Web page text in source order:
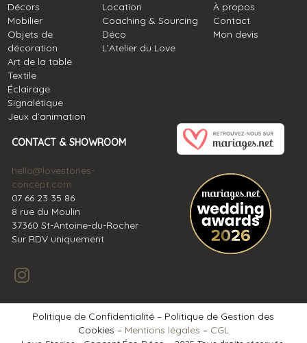
Décors
Mobilier
Objets de
décoration
Art de la table
Textile
Éclairage
Signalétique
Jeux d’animation
Location
Coaching & Sourcing
Déco
L’Atelier du Love
À propos
Contact
Mon devis
CONTACT & SHOWROOM
hello@lovestories-
concept.com
07 66 23 35 86
8 rue du Moulin
37360 St-Antoine-du-Rocher
Sur RDV uniquement
Politique de Confidentialité – Politique de Gestion des
Cookies – Mentions légales – CGL